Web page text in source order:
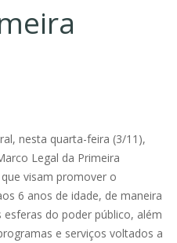
nesta quarta-feira (3/11),
Legal da Primeira
visam promover o
6 anos de idade, de maneira
do poder público, além
e serviços voltados a